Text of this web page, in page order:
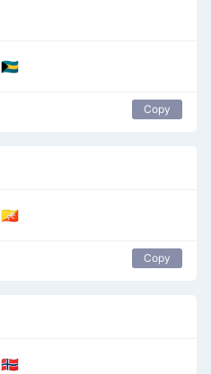
🇧🇸
Copy
🇧🇹
Copy
🇧🇻